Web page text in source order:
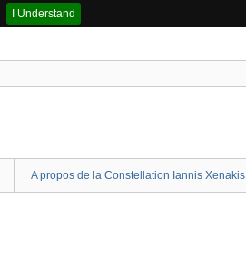
I Understand
A propos de la Constellation Iannis Xenakis